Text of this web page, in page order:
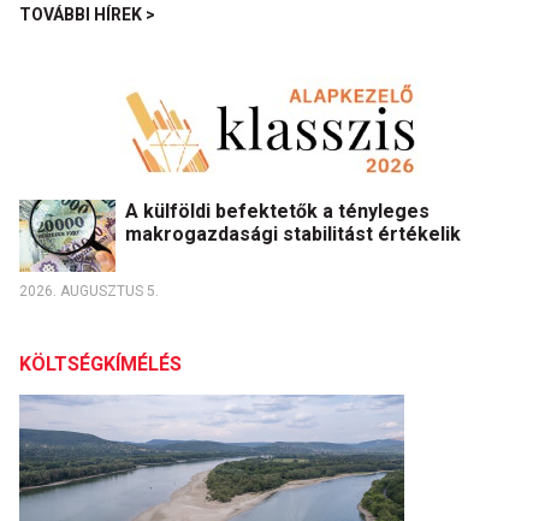
TOVÁBBI HÍREK >
A külföldi befektetők a tényleges
makrogazdasági stabilitást értékelik
2026. AUGUSZTUS 5.
KÖLTSÉGKÍMÉLÉS